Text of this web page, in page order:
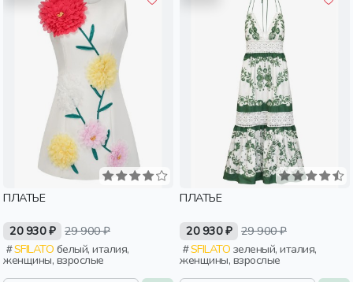
ПЛАТЬЕ
20 930 ₽ 29 900 ₽
SFILATO
женщины, взрослые
ПЛАТЬЕ
20 930 ₽ 29 900 ₽
SFILATO
женщины, взрослые